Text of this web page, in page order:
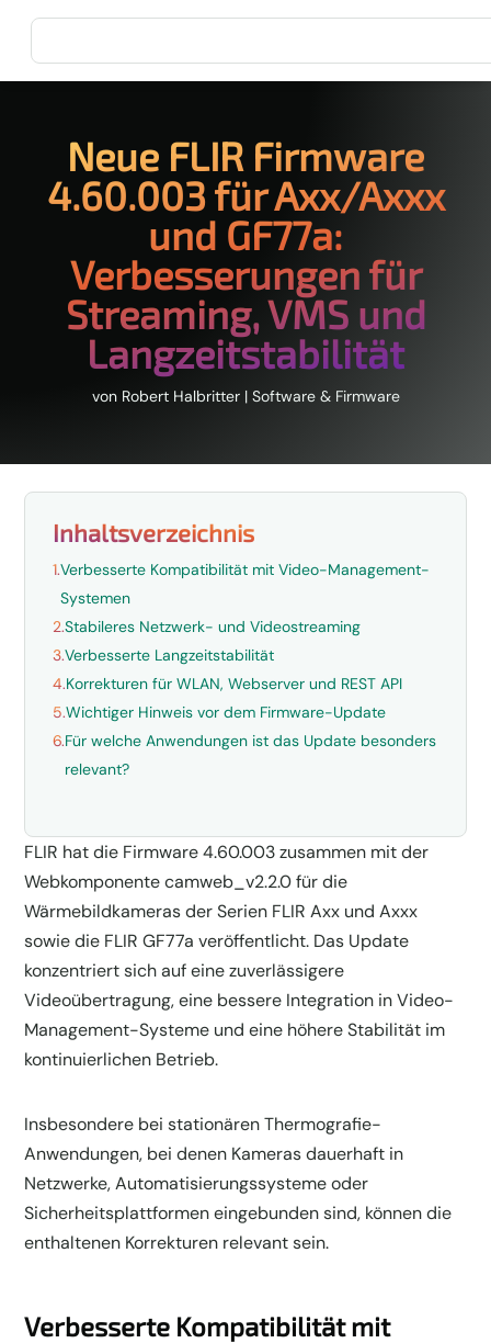
Neue FLIR Firmware
4.60.003 für Axx/Axxx
und GF77a:
Verbesserungen für
Streaming, VMS und
Langzeitstabilität
von Robert Halbritter| Software & Firmware
Inhaltsverzeichnis
1.Verbesserte Kompatibilität mit Video-Management-
Systemen
2.Stabileres Netzwerk- und Videostreaming
3.Verbesserte Langzeitstabilität
4.Korrekturen für WLAN, Webserver und REST API
5.Wichtiger Hinweis vor dem Firmware-Update
6.Für welche Anwendungen ist das Update besonders
relevant?
FLIR hat die Firmware 4.60.003 zusammen mit der
Webkomponente camweb_v2.2.0 für die
Wärmebildkameras der Serien FLIR Axx und Axxx
sowie die FLIR GF77a veröffentlicht. Das Update
konzentriert sich auf eine zuverlässigere
Videoübertragung, eine bessere Integration in Video-
Management-Systeme und eine höhere Stabilität im
kontinuierlichen Betrieb.
Insbesondere bei stationären Thermografie-
Anwendungen, bei denen Kameras dauerhaft in
Netzwerke, Automatisierungssysteme oder
Sicherheitsplattformen eingebunden sind, können die
enthaltenen Korrekturen relevant sein.
Verbesserte Kompatibilität mit